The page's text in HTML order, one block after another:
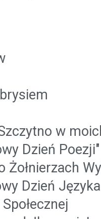
w
Dzień Poezji"
Żołnierzach
Dzień